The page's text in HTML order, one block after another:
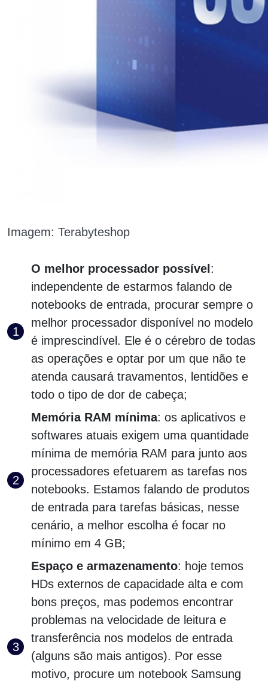
Imagem: Terabyteshop
O melhor processador possível :
independente de estarmos falando de
notebooks de entrada, procurar sempre o
melhor processador disponível no modelo
é imprescindível. Ele é o cérebro de todas
as operações e optar por um que não te
atenda causará travamentos, lentidões e
todo o tipo de dor de cabeça;
Memória RAM mínima: os aplicativos e
softwares atuais exigem uma quantidade
mínima de memória RAM para junto aos
processadores efetuarem as tarefas nos
notebooks. Estamos falando de produtos
de entrada para tarefas básicas, nesse
cenário, a melhor escolha é focar no
mínimo em 4 GB;
Espaço e armazenamento: hoje temos
HDs externos de capacidade alta e com
bons preços, mas podemos encontrar
problemas na velocidade de leitura e
transferência nos modelos de entrada
(alguns são mais antigos). Por esse
motivo, procure um notebook Samsung